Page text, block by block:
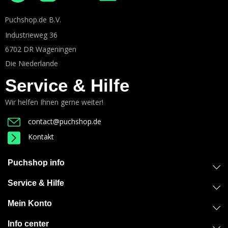
Puchshop.de B.V.
Industrieweg 36
6702 DR Wageningen
Die Niederlande
Service & Hilfe
Wir helfen Ihnen gerne weiter!
contact@puchshop.de
Kontakt
Puchshop info
Service & Hilfe
Mein Konto
Info center